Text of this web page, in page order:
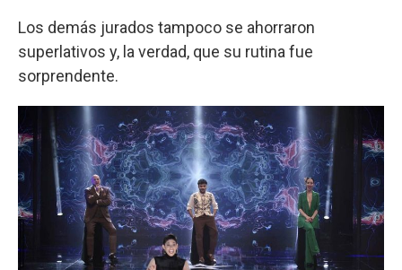
Los demás jurados tampoco se ahorraron
superlativos y, la verdad, que su rutina fue
sorprendente.